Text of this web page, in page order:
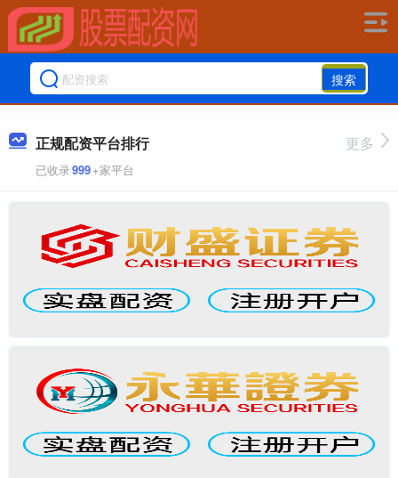
搜索
正规配资平台排行
已收录999+家平台
更多